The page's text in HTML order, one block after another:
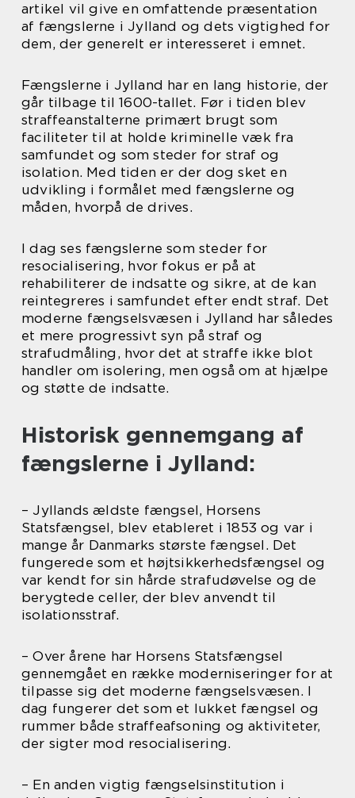
artikel vil give en omfattende præsentation
af fængslerne i Jylland og dets vigtighed for
dem, der generelt er interesseret i emnet.
Fængslerne i Jylland har en lang historie, der
går tilbage til 1600-tallet. Før i tiden blev
straffeanstalterne primært brugt som
faciliteter til at holde kriminelle væk fra
samfundet og som steder for straf og
isolation. Med tiden er der dog sket en
udvikling i formålet med fængslerne og
måden, hvorpå de drives.
I dag ses fængslerne som steder for
resocialisering, hvor fokus er på at
rehabiliterer de indsatte og sikre, at de kan
reintegreres i samfundet efter endt straf. Det
moderne fængselsvæsen i Jylland har således
et mere progressivt syn på straf og
strafudmåling, hvor det at straffe ikke blot
handler om isolering, men også om at hjælpe
og støtte de indsatte.
Historisk gennemgang af
fængslerne i Jylland:
– Jyllands ældste fængsel, Horsens
Statsfængsel, blev etableret i 1853 og var i
mange år Danmarks største fængsel. Det
fungerede som et højtsikkerhedsfængsel og
var kendt for sin hårde strafudøvelse og de
berygtede celler, der blev anvendt til
isolationsstraf.
– Over årene har Horsens Statsfængsel
gennemgået en række moderniseringer for at
tilpasse sig det moderne fængselsvæsen. I
dag fungerer det som et lukket fængsel og
rummer både straffeafsoning og aktiviteter,
der sigter mod resocialisering.
– En anden vigtig fængselsinstitution i